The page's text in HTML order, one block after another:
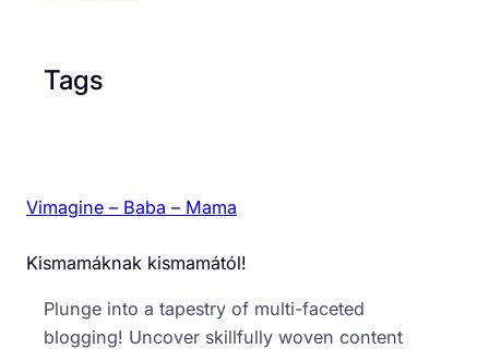
Tags
Vimagine – Baba – Mama
Kismamáknak kismamától!
Plunge into a tapestry of multi-faceted
blogging! Uncover skillfully woven content